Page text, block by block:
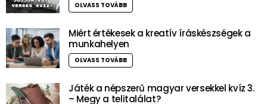
OLVASS TOVÁBB
Miért értékesek a kreatív íráskészségek a
munkahelyen
OLVASS TOVÁBB
Játék a népszerű magyar versekkel kvíz 3.
– Megy a telitalálat?